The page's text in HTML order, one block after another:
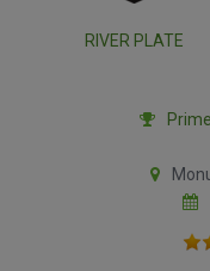
RIVER PLATE